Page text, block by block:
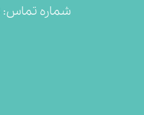
شماره تماس: